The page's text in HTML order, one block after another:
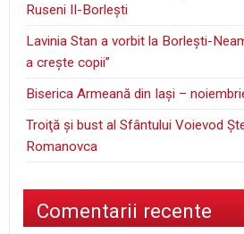
Ruseni II-Borleşti
Lavinia Stan a vorbit la Borleşti-
a creşte copii”
Biserica Armeană din Iași –
Troiţă şi bust al Sfântului Voievod
Romanovca
Comentarii recente